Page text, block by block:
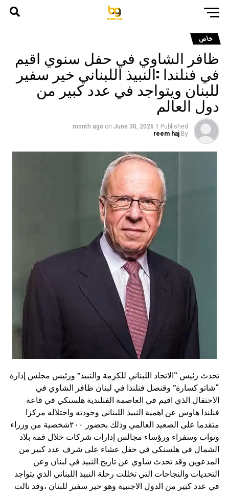
خاص
ظافر الشاوي في حفل سنوي اقيم
في فنلندا :النبيذ اللبناني خير سفير
للبنان ويتواجد في عدد كبير من
دول العالم
Published
1 month ago
on June 30, 2026
By
reem haj
تحدث رئيس “الاتحاد اللبناني للكرمة والنبيذ” ورئيس مجلس إدارة
“شاتو كسارة” وقنصل فنلندا في لبنان ظافر الشاوي في
الاحتفال الذي اقيم في العاصمة الفنلندية هلسنكي في قاعة
فنلندا هاوس عن اهمية النبيذ اللبناني وجودته واحتلاله مركزا
متقدما على الصعيد العالمي وذلك بحضور ٢٠٠شخصية من وزراء
ونواب وسفراء ورؤساء مجالس إدارات شركات خلال قمة بلاد
الشمال في هلسنكي في حفل عشاء على شرف عدد كبير من
المدعوين وقد تحدث شاوي عن تاريخ النبيذ في لبنان وعن
التحديات والنجاحات التي تخللت رحلة النبيذ اللبناني الذي يتواجد
في عدد كبير من الدول الاجنبية وهو خير سفير للبنان ،وقد نالت